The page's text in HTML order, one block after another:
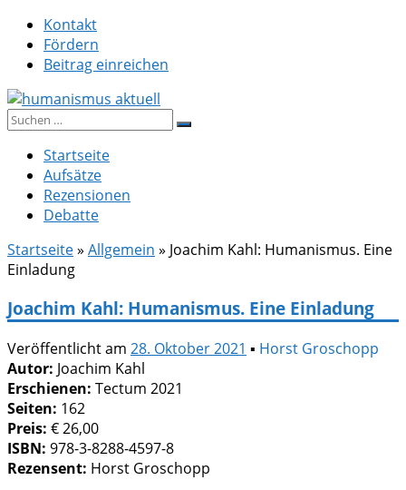
Zum
Inhalt
springen
Kontakt
Fördern
Beitrag einreichen
humanismus aktuell
Suche
Startseite
Aufsätze
Rezensionen
Debatte
Startseite» Allgemein » Joachim Kahl: Humanismus. Eine
Einladung
Joachim Kahl: Humanismus. Eine Einladung
Veröffentlicht am 28. Oktober 2021 ▪ Horst Groschopp
Autor: Joachim Kahl
Erschienen: Tectum 2021
Seiten: 162
Preis: € 26,00
ISBN: 978-3-8288-4597-8
Rezensent: Horst Groschopp